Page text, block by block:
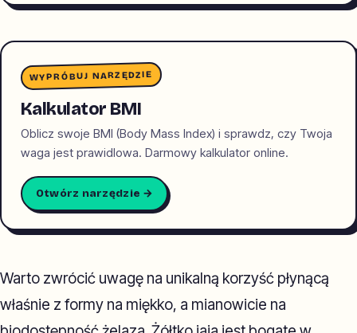
WYPRÓBUJ NARZĘDZIE
Kalkulator BMI
Oblicz swoje BMI (Body Mass Index) i sprawdz, czy Twoja
waga jest prawidlowa. Darmowy kalkulator online.
Otwórz narzędzie →
Warto zwrócić uwagę na unikalną korzyść płynącą
właśnie z formy na miękko, a mianowicie na